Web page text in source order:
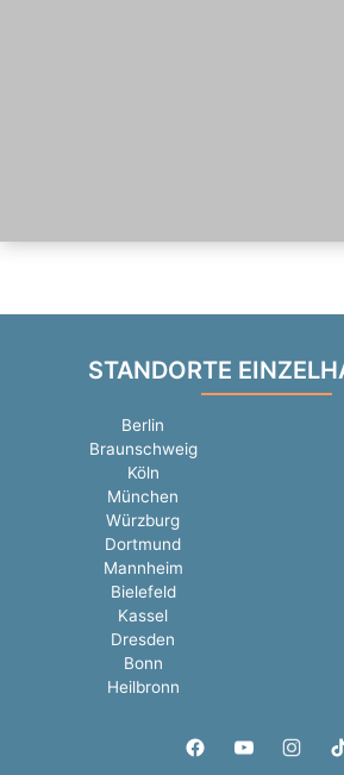
STANDORTE
Berlin
Braunschweig
Köln
München
Würzburg
Dortmund
Mannheim
Bielefeld
Kassel
Dresden
Bonn
Heilbronn